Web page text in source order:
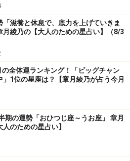
水瓶座（1月20日～2月
ずがめ座」
心を持てば運気は安定するは
】を見る
「滋養と休息で、底力を上げていきま
月綾乃の【大人のための星占い】（8/3
の全体運ランキング！「ビッグチャン
」1位の星座は？【章月綾乃が占う今月
期の運勢「おひつじ座～うお座」 章月
のための星占い】